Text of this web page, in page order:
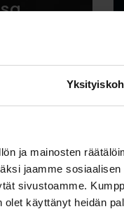
ja mainosten
jaamme
sivustoamme.
käyttänyt heidän